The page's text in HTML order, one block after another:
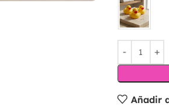
Añadir